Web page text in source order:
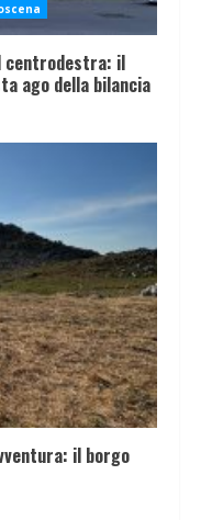
centrodestra: il
ago della bilancia
il borgo